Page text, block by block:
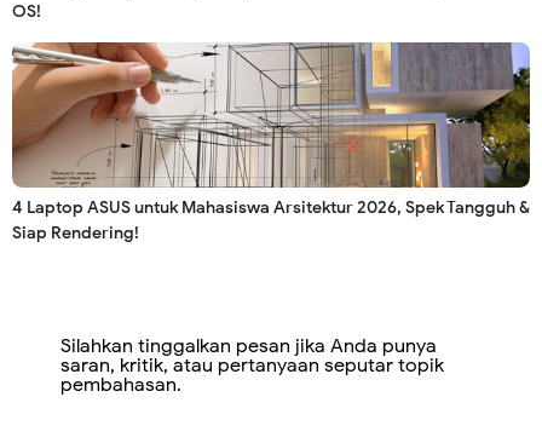
OS!
4 Laptop ASUS untuk Mahasiswa Arsitektur 2026, Spek Tangguh &
Siap Rendering!
Silahkan tinggalkan pesan jika Anda punya
saran, kritik, atau pertanyaan seputar topik
pembahasan.